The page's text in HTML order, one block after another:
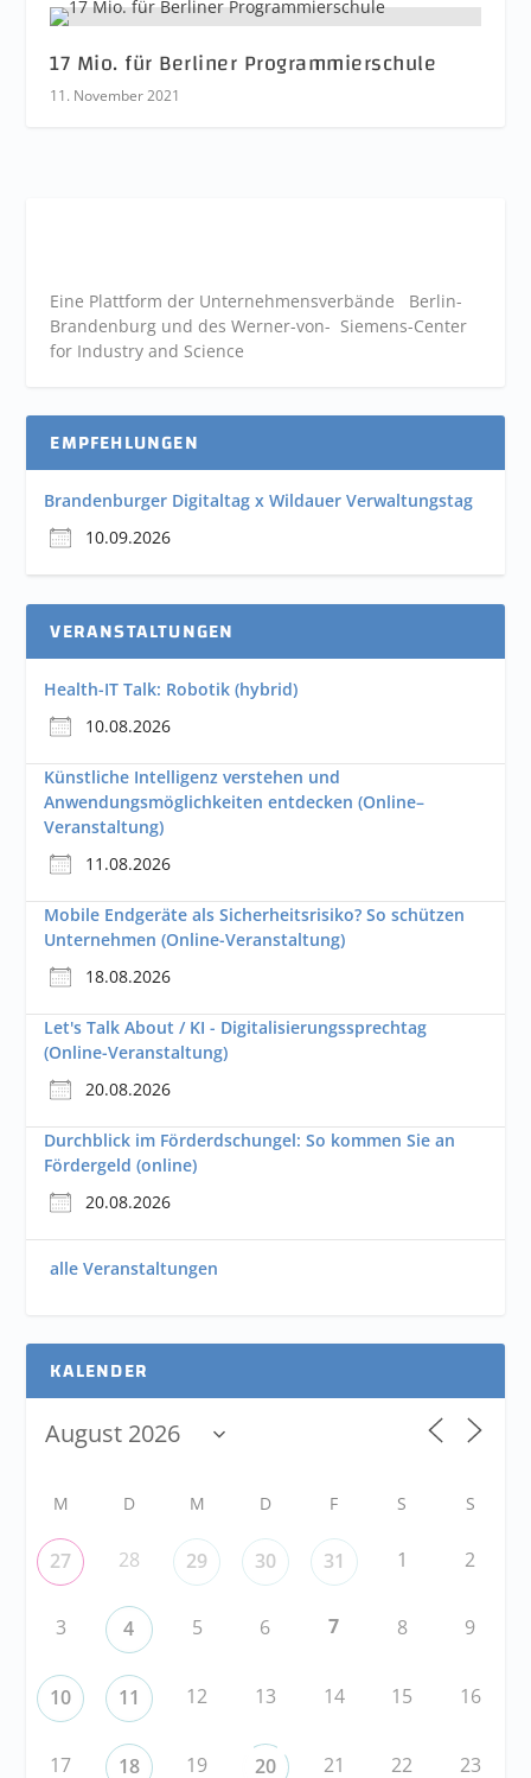
17 Mio. für Berliner Programmierschule
11. November 2021
Eine Plattform der Unternehmensverbände Berlin-
Brandenburg und des Werner-von- Siemens-Center
for Industry and Science
EMPFEHLUNGEN
Brandenburger Digitaltag x Wildauer Verwaltungstag
10.09.2026
VERANSTALTUNGEN
Health-IT Talk: Robotik (hybrid)
10.08.2026
Künstliche Intelligenz verstehen und
Anwendungsmöglichkeiten entdecken (Online–
Veranstaltung)
11.08.2026
Mobile Endgeräte als Sicherheitsrisiko? So schützen
Unternehmen (Online-Veranstaltung)
18.08.2026
Let's Talk About / KI - Digitalisierungssprechtag
(Online-Veranstaltung)
20.08.2026
Durchblick im Förderdschungel: So kommen Sie an
Fördergeld (online)
20.08.2026
alle Veranstaltungen
KALENDER
M D M D F S S
27 28 29 30 31 1 2
3 4 5 6 7 8 9
10 11 12 13 14 15 16
17 18 19 20 21 22 23